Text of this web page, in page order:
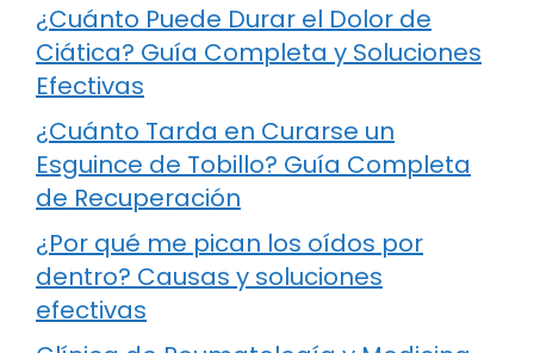
¿Cuánto Puede Durar el Dolor de
Ciática? Guía Completa y Soluciones
Efectivas
¿Cuánto Tarda en Curarse un
Esguince de Tobillo? Guía Completa
de Recuperación
¿Por qué me pican los oídos por
dentro? Causas y soluciones
efectivas